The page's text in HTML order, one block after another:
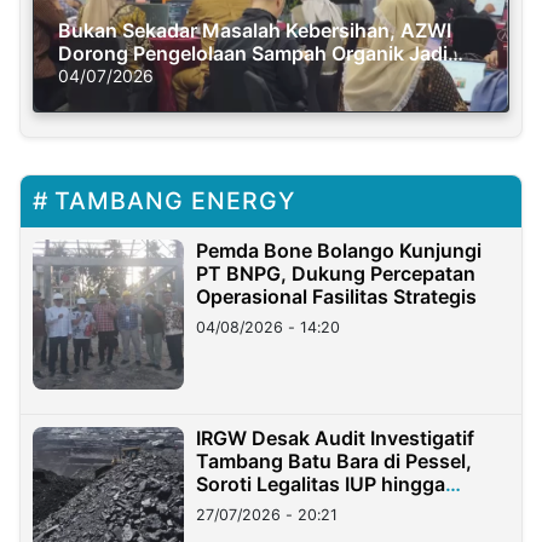
Bukan Sekadar Masalah Kebersihan, AZWI
Dorong Pengelolaan Sampah Organik Jadi
Solusi Krisis Iklim
04/07/2026
TAMBANG ENERGY
Pemda Bone Bolango Kunjungi
PT BNPG, Dukung Percepatan
Operasional Fasilitas Strategis
04/08/2026 - 14:20
IRGW Desak Audit Investigatif
Tambang Batu Bara di Pessel,
Soroti Legalitas IUP hingga
Stockpile
27/07/2026 - 20:21